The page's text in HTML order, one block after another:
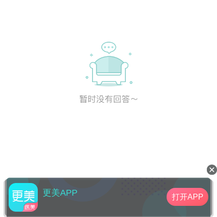
更美APP 打开APP